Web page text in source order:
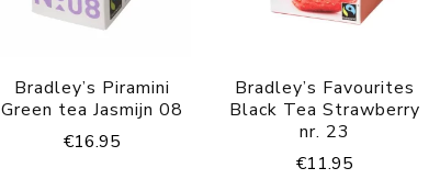
Bradley’s Piramini
Green tea Jasmijn 08
€16.95
Bradley’s Favourites
Black Tea Strawberry
nr. 23
€11.95